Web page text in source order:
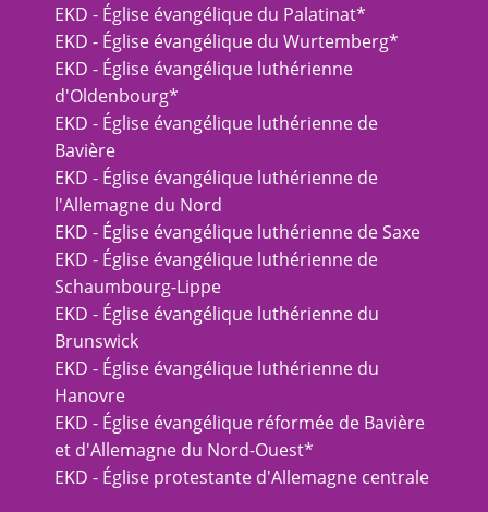
EKD - Église évangélique du Palatinat*
EKD - Église évangélique du Wurtemberg*
EKD - Église évangélique luthérienne
d'Oldenbourg*
EKD - Église évangélique luthérienne de
Bavière
EKD - Église évangélique luthérienne de
l'Allemagne du Nord
EKD - Église évangélique luthérienne de Saxe
EKD - Église évangélique luthérienne de
Schaumbourg-Lippe
EKD - Église évangélique luthérienne du
Brunswick
EKD - Église évangélique luthérienne du
Hanovre
EKD - Église évangélique réformée de Bavière
et d'Allemagne du Nord-Ouest*
EKD - Église protestante d'Allemagne centrale